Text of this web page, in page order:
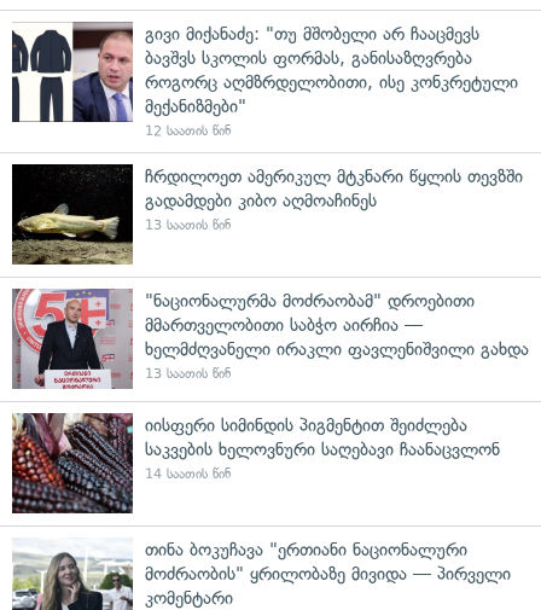
გივი მიქანაძე: "თუ მშობელი არ ჩააცმევს
ბავშვს სკოლის ფორმას, განისაზღვრება
როგორც აღმზრდელობითი, ისე კონკრეტული
მექანიზმები"
12 საათის წინ
ჩრდილოეთ ამერიკულ მტკნარი წყლის თევზში
გადამდები კიბო აღმოაჩინეს
13 საათის წინ
"ნაციონალურმა მოძრაობამ" დროებითი
მმართველობითი საბჭო აირჩია —
ხელმძღვანელი ირაკლი ფავლენიშვილი გახდა
13 საათის წინ
იისფერი სიმინდის პიგმენტით შეიძლება
საკვების ხელოვნური საღებავი ჩაანაცვლონ
14 საათის წინ
თინა ბოკუჩავა "ერთიანი ნაციონალური
მოძრაობის" ყრილობაზე მივიდა — პირველი
კომენტარი